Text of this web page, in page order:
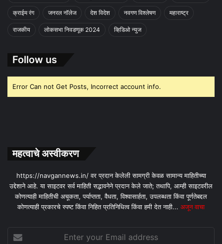
क्राईम रंग जनरल नॉलेज देश विदेश नवगण विश्लेषण महाराष्ट्र
राजकीय लोकसभा निवडणूक 2024 व्हिडिओ न्युज
Follow us
Error Can not Get Posts, Incorrect account info.
महत्वाचे अस्वीकरण
https://navgannews.in/ वर प्रदान केलेली सामग्री केवळ सामान्य माहितीच्या
उद्देशाने आहे. या साइटवर सर्व माहिती सद्भावनेने प्रदान केले जाते; तथापि, आम्ही साइटवरील
कोणत्याही माहितीची अचूकता, पर्याप्तता, वैधता, विश्वासार्हता, उपलब्धता किंवा पूर्णतेबद्दल
कोणत्याही प्रकारचे स्पष्ट किंवा निहित प्रतिनिधित्व किंवा हमी देत ​​नाही... अजून वाचा
your